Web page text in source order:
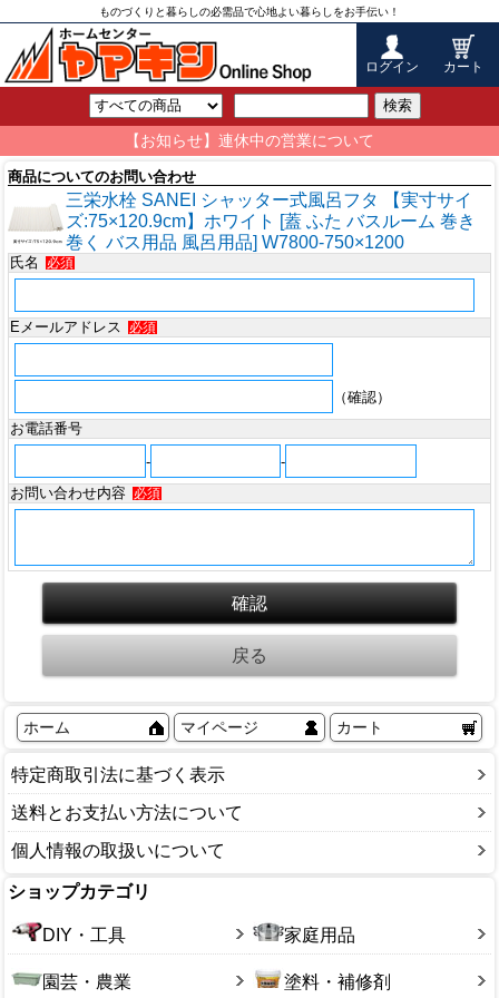
ものづくりと暮らしの必需品で心地よい暮らしをお手伝い！
ログイン カート
検索
【お知らせ】連休中の営業について
商品についてのお問い合わせ
三栄水栓 SANEI シャッター式風呂フタ 【実寸サイ
ズ:75×120.9cm】ホワイト [蓋 ふた バスルーム 巻き
巻く バス用品 風呂用品] W7800-750×1200
氏名 必須
Eメールアドレス 必須
（確認）
お電話番号
-
-
お問い合わせ内容
必須
ホーム マイページ カート
特定商取引法に基づく表示
送料とお支払い方法について
個人情報の取扱いについて
ショップカテゴリ
DIY・工具 家庭用品
園芸・農業 塗料・補修剤